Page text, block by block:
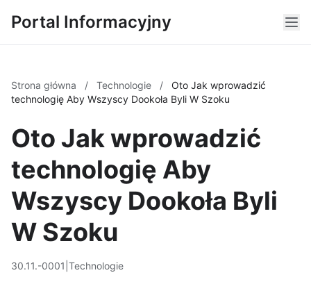
Portal Informacyjny
Strona główna / Technologie /
Oto Jak wprowadzić
technologię Aby Wszyscy Dookoła Byli W Szoku
Oto Jak wprowadzić
technologię Aby
Wszyscy Dookoła Byli
W Szoku
30.11.-0001 Technologie